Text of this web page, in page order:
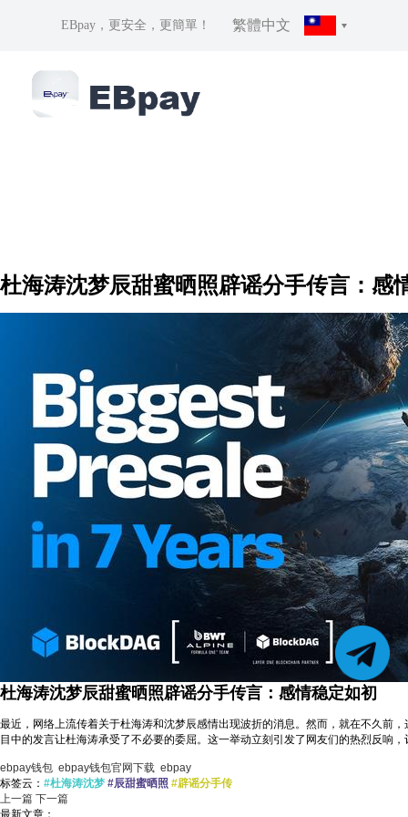
EBpay，更安全，更簡單！ 繁體中文
杜海涛沈梦辰甜蜜晒照辟谣分手传言：感
杜海涛沈梦辰甜蜜晒照辟谣分手传言：感情稳定如初
最近，网络上流传着关于杜海涛和沈梦辰感情出现波折的消息。然而，就在不久前
目中的发言让杜海涛承受了不必要的委屈。这一举动立刻引发了网友们的热烈反响
ebpay钱包 ebpay钱包官网下载 ebpay
标签云： #杜海涛沈梦 #辰甜蜜晒照 #辟谣分手传
上一篇 下一篇
最新文章：